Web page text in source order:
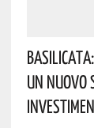
Un Nuovo